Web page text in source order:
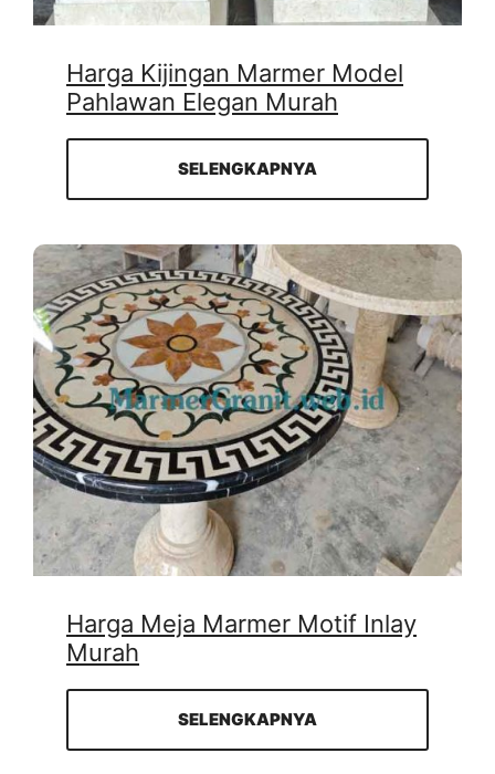
Harga Kijingan Marmer Model
Pahlawan Elegan Murah
SELENGKAPNYA
Harga Meja Marmer Motif Inlay
Murah
SELENGKAPNYA